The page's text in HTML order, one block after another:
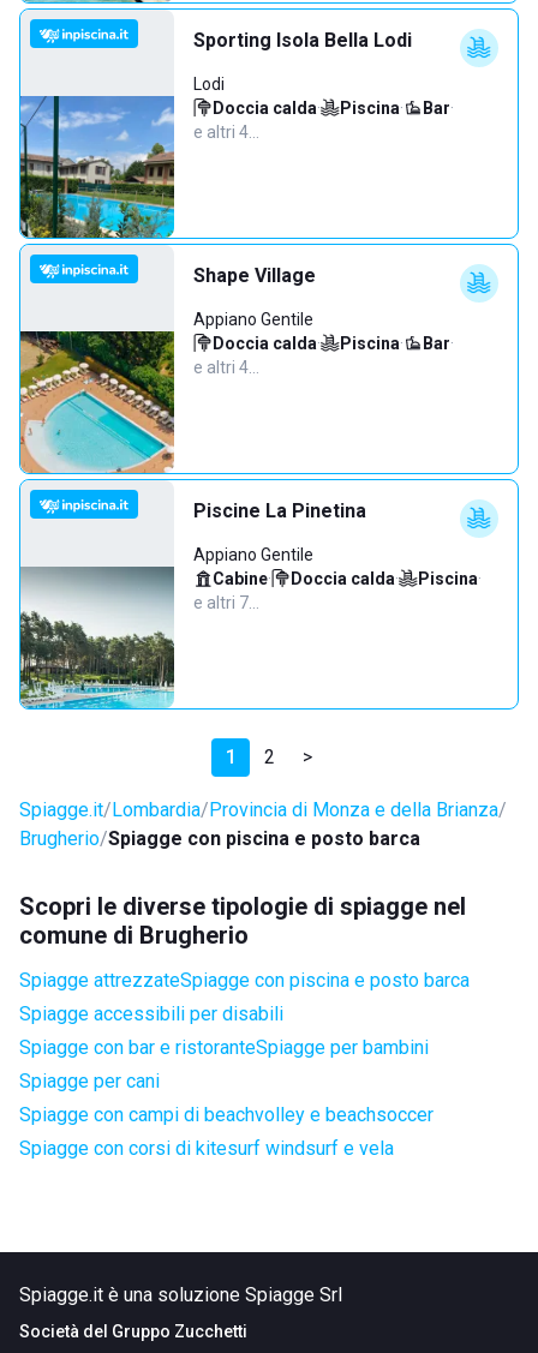
Sporting Isola Bella Lodi
Lodi
Doccia calda· Piscina· Bar·
e altri 4…
Shape Village
Appiano Gentile
Doccia calda· Piscina· Bar·
e altri 4…
Piscine La Pinetina
Appiano Gentile
Cabine· Doccia calda· Piscina·
e altri 7…
1 2 >
Spiagge.it Lombardia Provincia di Monza e della Brianza
Brugherio Spiagge con piscina e posto barca
Scopri le diverse tipologie di spiagge nel
comune di Brugherio
Spiagge attrezzateSpiagge con piscina e posto barca
Spiagge accessibili per disabili
Spiagge con bar e ristoranteSpiagge per bambini
Spiagge per cani
Spiagge con campi di beachvolley e beachsoccer
Spiagge con corsi di kitesurf windsurf e vela
Spiagge.it è una soluzione Spiagge Srl
Società del Gruppo Zucchetti